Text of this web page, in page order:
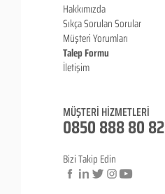
Hakkımızda
Sıkça Sorulan Sorular
Müşteri Yorumları
Talep Formu
İletişim
MÜŞTERİ HİZMETLERİ
0850 888 80 82
Bizi Takip Edin